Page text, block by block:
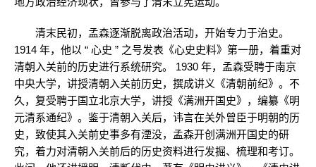
清末民初，孟森逐渐脱离政治活动，开始专力于治史。
1914 年，他以 “ 心史 ” 之号发表《心史史料》第一册，着重对
清朝入关前的历史进行系统研究。 1930 年，孟森受聘于南京
中央大学，讲授清朝入关前历史，撰成讲义《清朝前纪》。不
久，复受聘于国立北京大学，讲授《满洲开国史》，编纂《明
元清系通纪》。鉴于清朝入关后，讳言在关外曾臣于明朝的历
史，致使其入关前史事多有湮没，孟森开创满洲开国史的研
究，着力对清朝入关前后的历史资料进行发掘、梳理和考订。